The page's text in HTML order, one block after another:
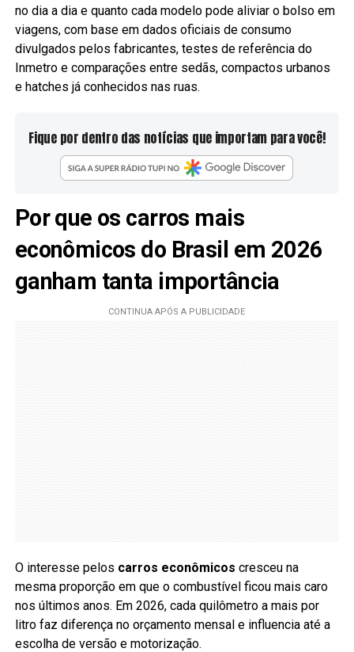
no dia a dia e quanto cada modelo pode aliviar o bolso em
viagens, com base em dados oficiais de consumo
divulgados pelos fabricantes, testes de referência do
Inmetro e comparações entre sedãs, compactos urbanos
e hatches já conhecidos nas ruas.
Fique por dentro das notícias que importam para você!
Por que os carros mais
econômicos do Brasil em 2026
ganham tanta importância
O interesse pelos carros econômicos cresceu na
mesma proporção em que o combustível ficou mais caro
nos últimos anos. Em 2026, cada quilômetro a mais por
litro faz diferença no orçamento mensal e influencia até a
escolha de versão e motorização.